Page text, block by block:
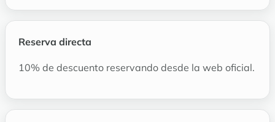
Reserva directa
10% de descuento reservando desde la web oficial.